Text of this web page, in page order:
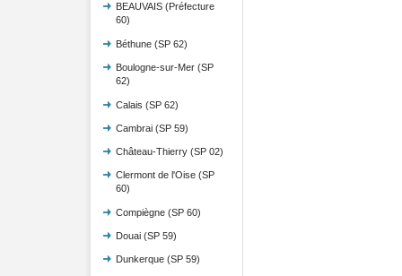
BEAUVAIS (Préfecture
60)
Béthune (SP 62)
Boulogne-sur-Mer (SP
62)
Calais (SP 62)
Cambrai (SP 59)
Château-Thierry (SP 02)
Clermont de l'Oise (SP
60)
Compiègne (SP 60)
Douai (SP 59)
Dunkerque (SP 59)